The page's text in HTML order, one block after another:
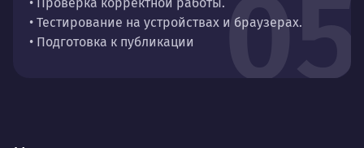
05
• Тестирование на устройствах и браузерах.
• Подготовка к публикации